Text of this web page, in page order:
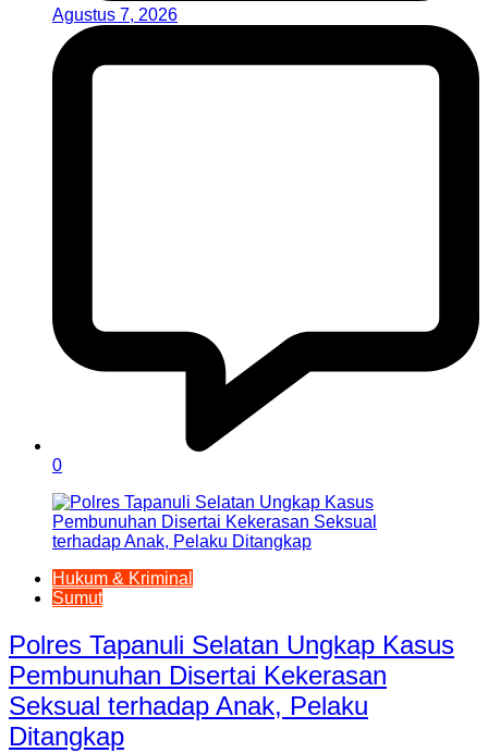
Agustus 7, 2026
0
Hukum & Kriminal
Sumut
Polres Tapanuli Selatan Ungkap Kasus
Pembunuhan Disertai Kekerasan
Seksual terhadap Anak, Pelaku
Ditangkap